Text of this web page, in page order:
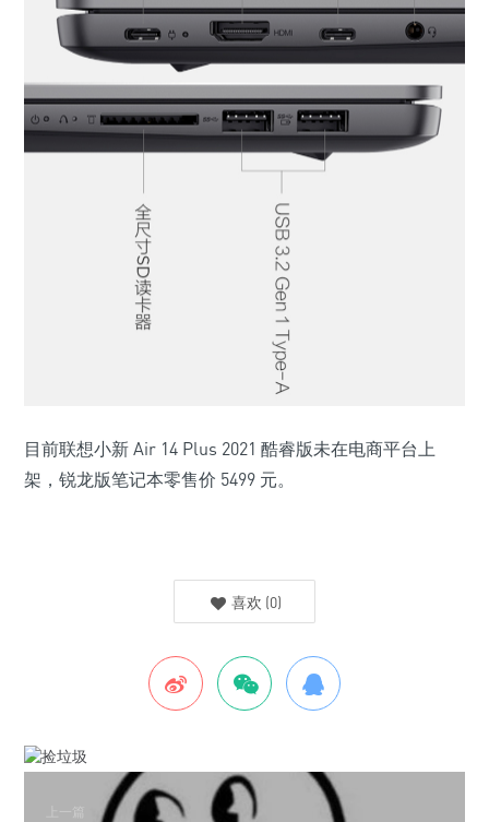
目前联想小新 Air 14 Plus 2021 酷睿版未在电商平台上
架，锐龙版笔记本零售价 5499 元。
喜欢 (0)
上一篇